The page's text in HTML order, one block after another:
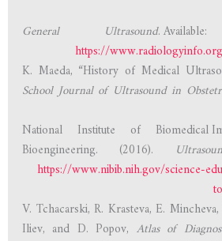
General Ultrasound. Available:
https://
School Journal of Ultrasound in
National Institute of Biomedical
Bioengineering. (2016).
https://www.nibib.nih.gov/science-
V. Tchacarski, R. Krasteva, E.
Iliev, and D. Popov, Atlas of